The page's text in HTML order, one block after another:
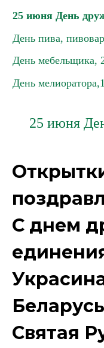
25 июня День
День пива,
День мебельщика,
День
25 июня
С днем
Святая